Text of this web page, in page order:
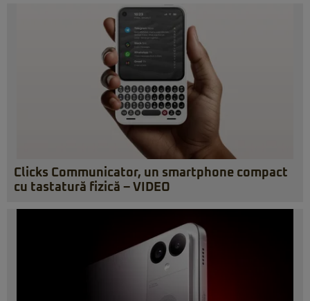
Clicks Communicator, un smartphone compact
cu tastatură fizică – VIDEO